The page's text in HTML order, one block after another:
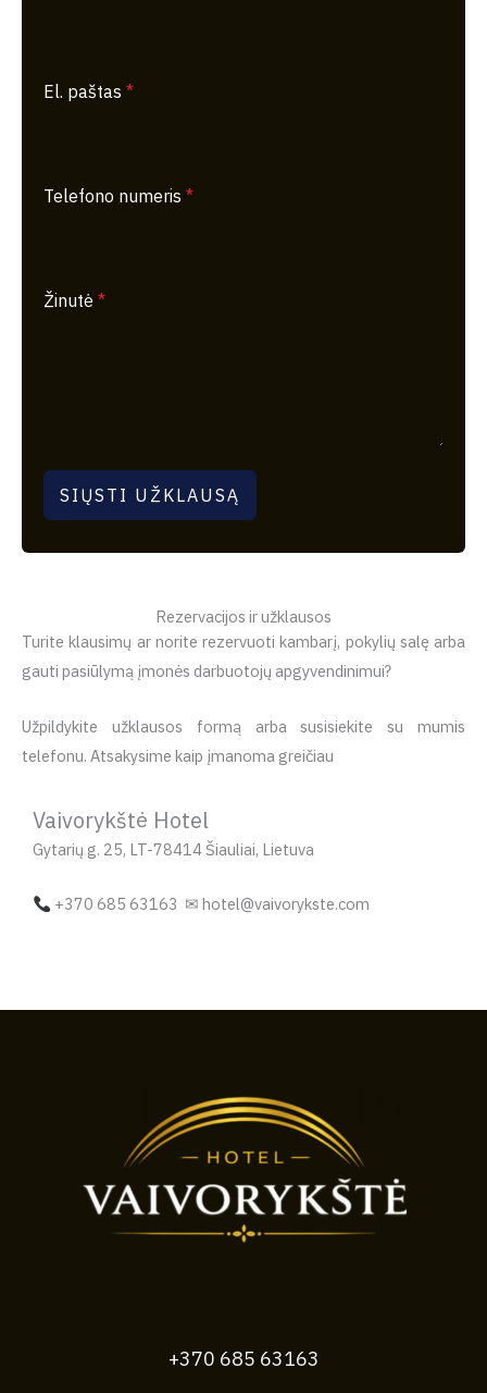
El. paštas *
Telefono numeris *
Žinutė *
SIŲSTI UŽKLAUSĄ
Rezervacijos ir užklausos
Turite klausimų ar norite rezervuoti kambarį, pokylių salę arba
gauti pasiūlymą įmonės darbuotojų apgyvendinimui?
Užpildykite užklausos formą arba susisiekite su mumis
telefonu. Atsakysime kaip įmanoma greičiau
Vaivorykštė Hotel
Gytarių g. 25, LT-78414 Šiauliai, Lietuva
+370 685 63163 ✉ hotel@vaivorykste.com
+370 685 63163